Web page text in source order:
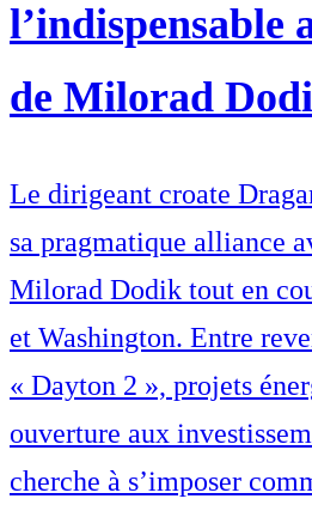
l’indispensable
de Milorad
Le dirigeant croate
sa pragmatique alliance
Milorad Dodik tout en
et Washington. Entre
« Dayton 2 », projets
ouverture aux
cherche à s’imposer